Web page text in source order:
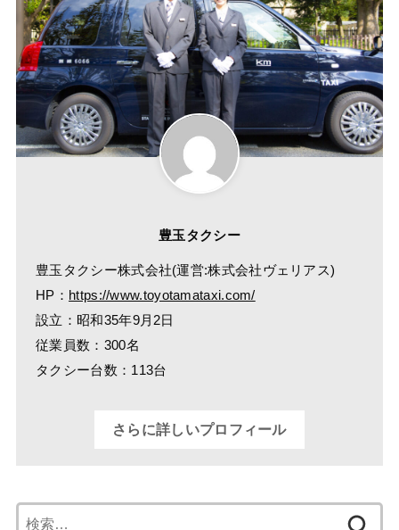
豊玉タクシー
豊玉タクシー株式会社(運営:株式会社ヴェリアス)
HP： https://www.toyotamataxi.com/
設立：昭和35年9月2日
従業員数：300名
タクシー台数：113台
さらに詳しいプロフィール